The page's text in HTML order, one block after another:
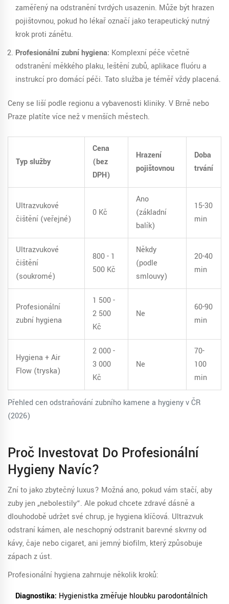
zaměřený na odstranění tvrdých usazenin. Může být hrazen
pojišťovnou, pokud ho lékař označí jako terapeutický nutný
krok proti zánětu.
Profesionální zubní hygiena: Komplexní péče včetně
odstranění měkkého plaku, leštění zubů, aplikace fluóru a
instrukcí pro domácí péči. Tato služba je téměř vždy placená.
Ceny se liší podle regionu a vybavenosti kliniky. V Brně nebo
Praze platíte více než v menších městech.
Přehled cen odstraňování zubního kamene a hygieny v ČR
(2026)
Typ služby
Cena
(bez
DPH)
Hrazení
pojišťovnou
Doba
trvání
Ultrazvukové
čištění (veřejné)
0 Kč
Ano
(základní
balík)
15-30
min
Ultrazvukové
čištění
(soukromé)
800 - 1
500 Kč
Někdy
(podle
smlouvy)
20-40
min
Profesionální
zubní hygiena
1 500 -
2 500
Kč
Ne
60-90
min
Hygiena + Air
Flow (tryska)
2 000 -
3 000
Kč
Ne
70-
100
min
Proč Investovat Do Profesionální
Hygieny Navíc?
Zní to jako zbytečný luxus? Možná ano, pokud vám stačí, aby
zuby jen „nebolestily“. Ale pokud chcete zdravé dásně a
dlouhodobě udržet své chrup, je hygiena klíčová. Ultrazvuk
odstraní kámen, ale neschopný odstranit barevné skvrny od
kávy, čaje nebo cigaret, ani jemný biofilm, který způsobuje
zápach z úst.
Profesionální hygiena zahrnuje několik kroků:
Diagnostika: Hygienistka změřuje hloubku parodontálních